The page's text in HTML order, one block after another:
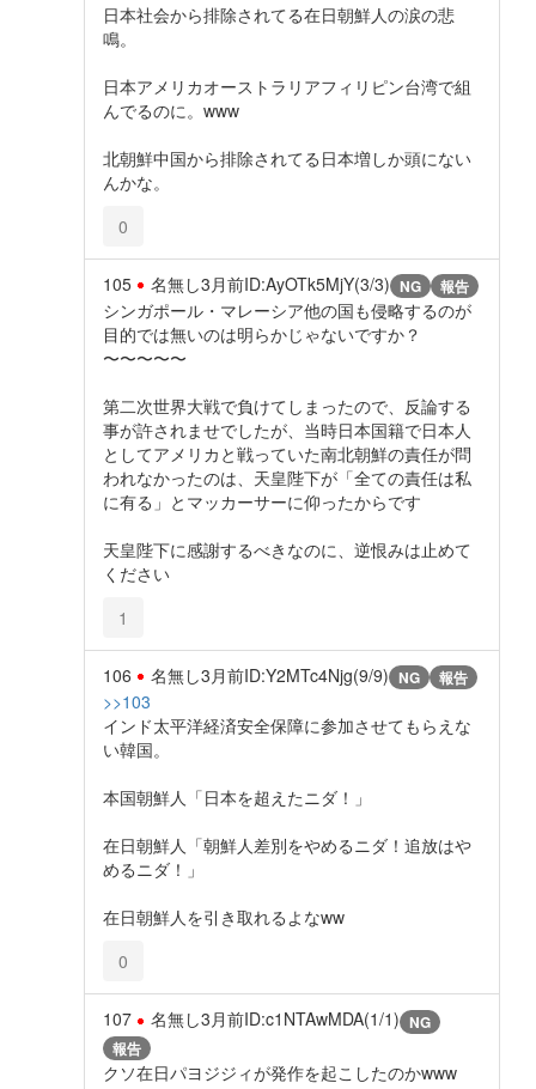
日本社会から排除されてる在日朝鮮人の涙の悲
鳴。
日本アメリカオーストラリアフィリピン台湾で組
んでるのに。www
北朝鮮中国から排除されてる日本増しか頭にない
んかな。
0
105 名無し3月前ID:AyOTk5MjY(3/3) NG 報告
シンガポール・マレーシア他の国も侵略するのが
目的では無いのは明らかじゃないですか？
〜〜〜〜〜
第二次世界大戦で負けてしまったので、反論する
事が許されませでしたが、当時日本国籍で日本人
としてアメリカと戦っていた南北朝鮮の責任が問
われなかったのは、天皇陛下が「全ての責任は私
に有る」とマッカーサーに仰ったからです
天皇陛下に感謝するべきなのに、逆恨みは止めて
ください
1
106 名無し3月前ID:Y2MTc4Njg(9/9) NG 報告
>>103
インド太平洋経済安全保障に参加させてもらえな
い韓国。
本国朝鮮人「日本を超えたニダ！」
在日朝鮮人「朝鮮人差別をやめるニダ！追放はや
めるニダ！」
在日朝鮮人を引き取れるよなww
0
107 名無し3月前ID:c1NTAwMDA(1/1) NG
報告
クソ在日パヨジジィが発作を起こしたのかwww